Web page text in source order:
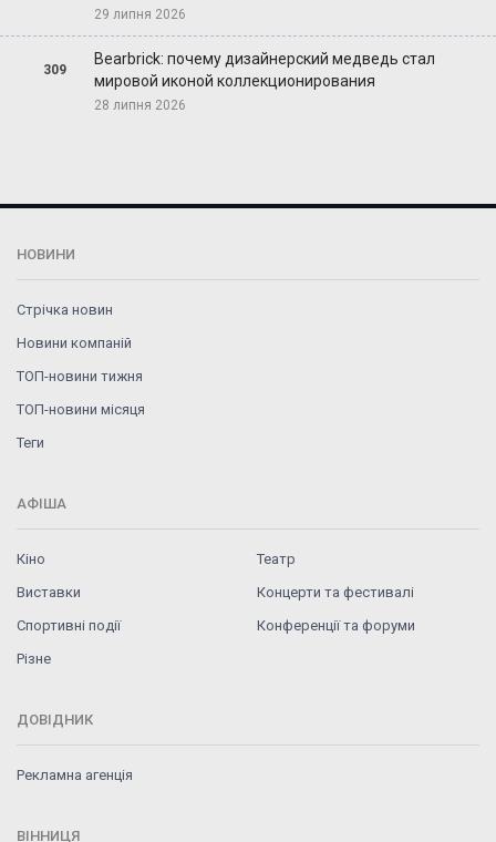
29 липня 2026
309
Bearbrick: почему дизайнерский медведь стал
мировой иконой коллекционирования
28 липня 2026
НОВИНИ
Стрічка новин
Новини компаній
ТОП-новини тижня
ТОП-новини місяця
Теги
АФІША
Кіно
Театр
Виставки
Концерти та фестивалі
Спортивні події
Конференції та форуми
Різне
ДОВІДНИК
Рекламна агенція
ВІННИЦЯ